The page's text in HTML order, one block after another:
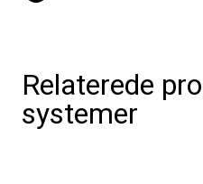
Relaterede
systemer